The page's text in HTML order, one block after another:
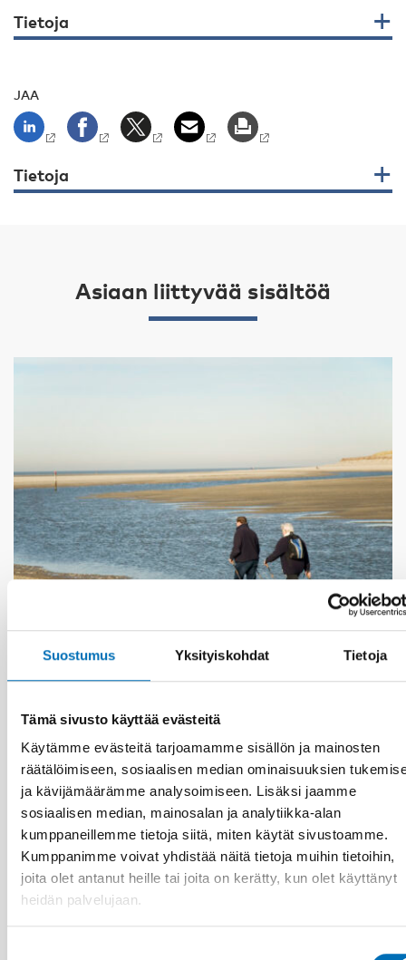
Suostumus Yksityiskohdat Tietoja
Tämä sivusto käyttää evästeitä
Käytämme evästeitä tarjoamamme sisällön ja mainosten
räätälöimiseen, sosiaalisen median ominaisuuksien
ja kävijämäärämme analysoimiseen. Lisäksi jaamme
sosiaalisen median, mainosalan ja analytiikka-alan
kumppaneillemme tietoja siitä, miten käytät sivustoamme.
Kumppanimme voivat yhdistää näitä tietoja muihin tietoihin,
joita olet antanut heille tai joita on kerätty, kun olet käyttänyt
heidän palvelujaan.
Tietoja
JAA
Tietoja
Asiaan liittyvää sisältöä
IÄKKÄÄT
1 heinä 2026
society approach